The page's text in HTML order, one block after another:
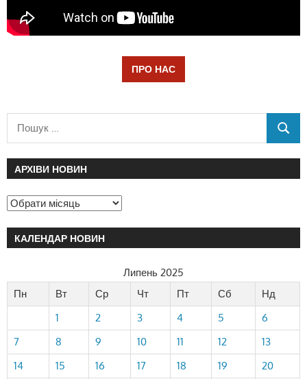
ПРО НАС
АРХІВИ НОВИН
КАЛЕНДАР НОВИН
Липень 2025
Пн
Вт Ср Чт Пт Сб
Нд
1
2 3 4 5
6
7
8 9 10 11 12
13
14
15 16 17 18 19
20